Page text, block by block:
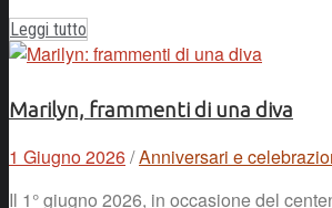
Leggi tutto
Marilyn, frammenti di una diva
1 Giugno 2026/Anniversari e
Il 1° giugno 2026, in occasione del